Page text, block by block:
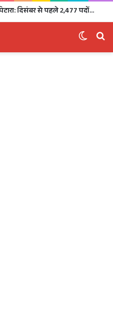
चुनावी साल में खुला भर्तियों का पिटारा: दिसंबर से पहले 2,477 पदों पर भर्ती, 1,470 पदों की परीक्षा भी होगी